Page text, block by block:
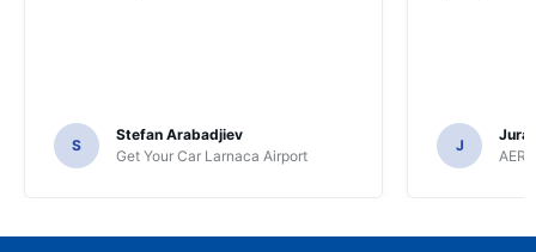
S
Stefan Arabadjiev
Get Your Car Larnaca Airport
J
Juraj